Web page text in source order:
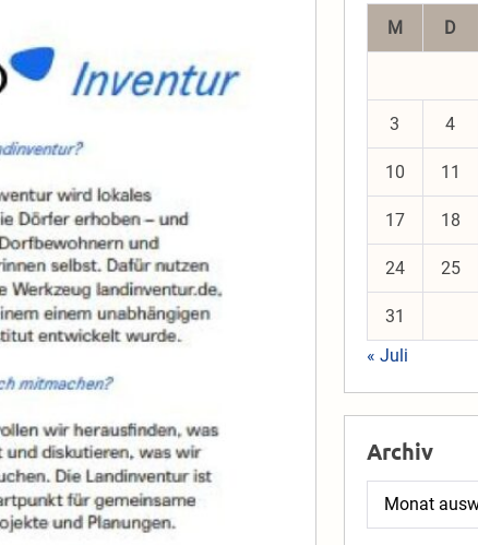
M
D
3 4
10 11
17 18
24 25
31
« Juli
Archiv
Archiv